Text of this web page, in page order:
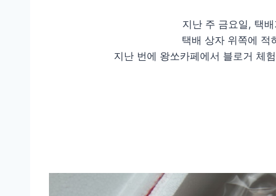
지난 주 금요일, 택
택배 상자 위쪽에 적
지난 번에 왕쏘카페에서 블로거 체